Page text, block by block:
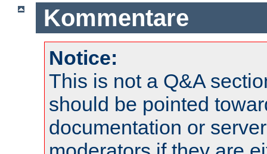
Kommentare
Notice:
This is not a Q&A
should be pointed
documentation or